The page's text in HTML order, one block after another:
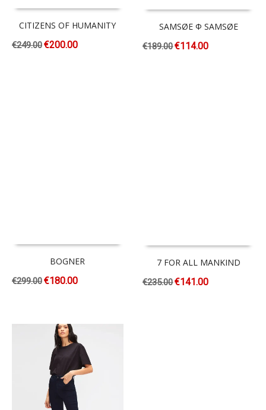
CITIZENS OF HUMANITY
€249.00€200.00
SAMSØE Φ SAMSØE
€189.00€114.00
BOGNER
€299.00€180.00
7 FOR ALL MANKIND
€235.00€141.00